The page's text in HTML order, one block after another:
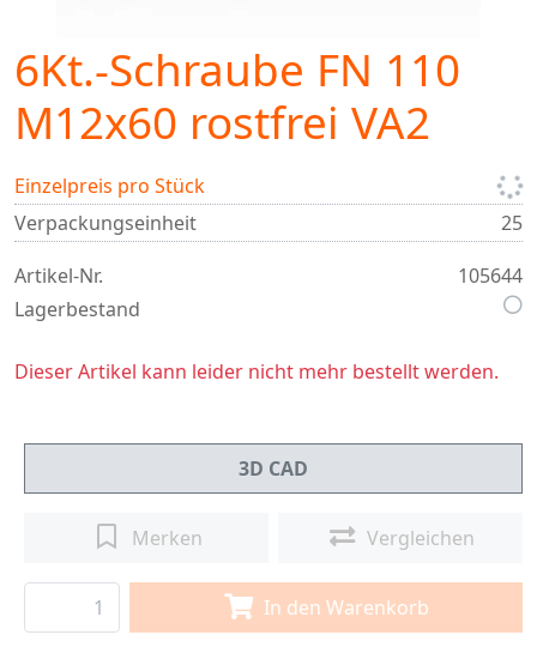
6Kt.-Schraube FN 110
M12x60 rostfrei VA2
Einzelpreis pro Stück
Verpackungseinheit
25
Artikel-Nr.
105644
Lagerbestand
Dieser Artikel kann leider nicht mehr bestellt werden.
3D CAD
Merken Vergleichen
In den Warenkorb